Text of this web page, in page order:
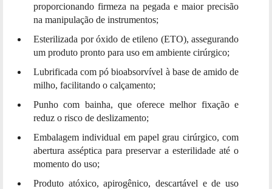
proporcionando firmeza na pegada e maior precisão
na manipulação de instrumentos;
Esterilizada por óxido de etileno (ETO), assegurando
um produto pronto para uso em ambiente cirúrgico;
Lubrificada com pó bioabsorvível à base de amido de
milho, facilitando o calçamento;
Punho com bainha, que oferece melhor fixação e
reduz o risco de deslizamento;
Embalagem individual em papel grau cirúrgico, com
abertura asséptica para preservar a esterilidade até o
momento do uso;
Produto atóxico, apirogênico, descartável e de uso